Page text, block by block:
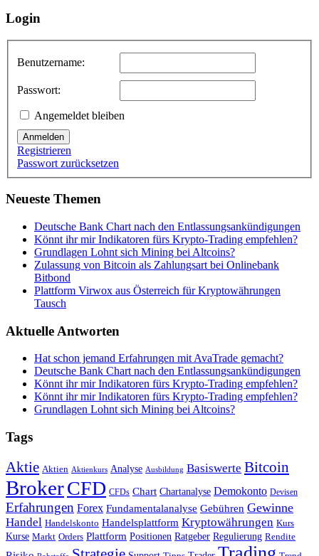
Login
Benutzername:
Passwort:
Angemeldet bleiben
Anmelden
Registrieren
Passwort zurücksetzen
Neueste Themen
Deutsche Bank Chart nach den Entlassungsankündigungen
Könnt ihr mir Indikatoren fürs Krypto-Trading empfehlen?
Grundlagen Lohnt sich Mining bei Altcoins?
Zulassung von Bitcoin als Zahlungsart bei Onlinebank
Bitbond
Plattform Virwox aus Österreich für Kryptowährungen
Tausch
Aktuelle Antworten
Hat schon jemand Erfahrungen mit AvaTrade gemacht?
Deutsche Bank Chart nach den Entlassungsankündigungen
Könnt ihr mir Indikatoren fürs Krypto-Trading empfehlen?
Könnt ihr mir Indikatoren fürs Krypto-Trading empfehlen?
Grundlagen Lohnt sich Mining bei Altcoins?
Tags
Aktie Aktien Aktienkurs Analyse Ausbildung Basiswerte Bitcoin
BrokerCFD CFDs Chart Chartanalyse Demokonto Devisen
Erfahrungen Forex Fundamentalanalyse Gebühren Gewinne
Handel Handelskonto Handelsplattform Kryptowährungen Kurs
Kurse Markt Orders Plattform Positionen Ratgeber Regulierung Rendite